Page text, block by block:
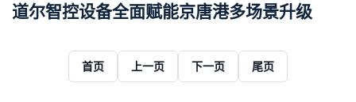
道尔智控设备全面赋能京唐港多场景升级
首页 上一页 下一页 尾页